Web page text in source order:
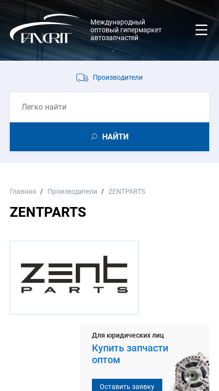
Международный
оптовый гипермаркет
автозапчастей
Производители
НАЙТИ
Главная Производители ZENTPARTS
ZENTPARTS
Для юридических лиц
Купить запчасти
оптом
Оставить заявку